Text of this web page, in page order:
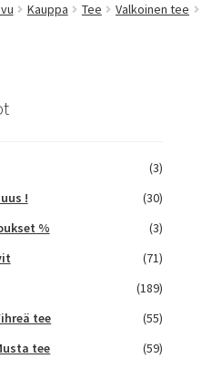
Kauppa Tee Valkoinen tee
(3)
!
(30)
%
(3)
(71)
(189)
tee
(55)
tee
(59)